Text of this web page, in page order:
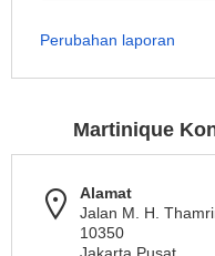
Perubahan laporan
Martinique
Alamat
Jalan M. H.
10350